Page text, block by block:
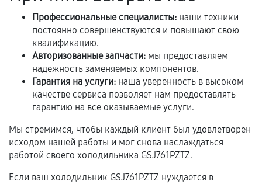
продавца. За качество сторонних деталей
сервисный центр ответственности не несет.
Профессиональные специалисты: наши техники
постоянно совершенствуются и повышают свою
квалификацию.
Авторизованные запчасти: мы предоставляем
надежность заменяемых компонентов.
Гарантия на услуги: наша уверенность в высоком
качестве сервиса позволяет нам предоставлять
гарантию на все оказываемые услуги.
Мы стремимся, чтобы каждый клиент был удовлетворен
исходом нашей работы и мог снова наслаждаться
работой своего холодильника GSJ761PZTZ.
Если ваш холодильник GSJ761PZTZ нуждается в